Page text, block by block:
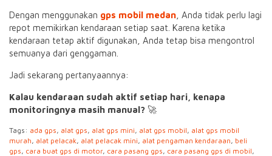
Dengan menggunakan gps mobil medan , Anda tidak perlu lagi
repot memikirkan kendaraan setiap saat. Karena ketika
kendaraan tetap aktif digunakan, Anda tetap bisa mengontrol
semuanya dari genggaman.
Jadi sekarang pertanyaannya:
Kalau kendaraan sudah aktif setiap hari, kenapa
monitoringnya masih manual? 🚀
Tags: ada gps, alat gps, alat gps mini, alat gps mobil, alat gps mobil
murah, alat pelacak, alat pelacak mini, alat pengaman kendaraan, beli
gps, cara buat gps di motor, cara pasang gps, cara pasang gps di mobil,